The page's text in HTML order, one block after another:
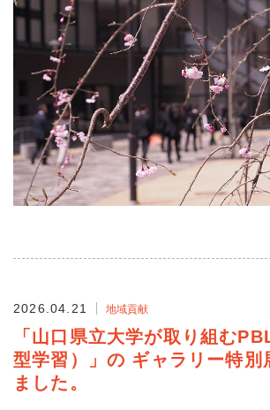
2026.04.21 地域貢献
「山口県立大学が取り組む
型学習）」の ギャラリー特別
ました。